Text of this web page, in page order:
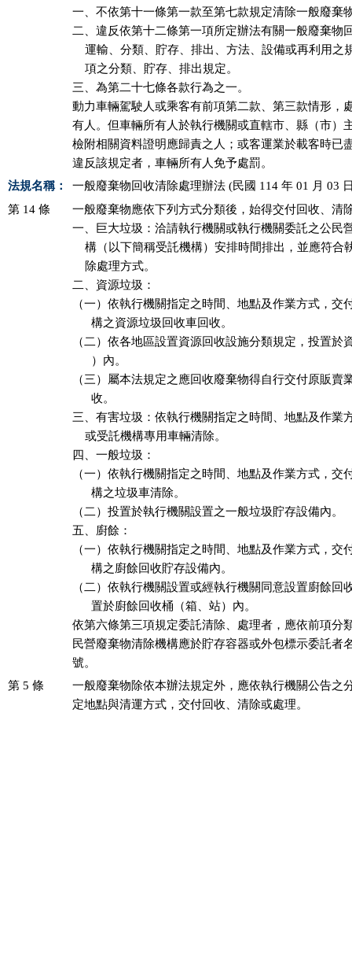
一、不依第十一條第一款至第七款規定清除一般廢棄
二、違反依第十二條第一項所定辦法有關一般廢棄物
運輸、分類、貯存、排出、方法、設備或再利用之
    項之分類、貯存、排出規定。
三、為第二十七條各款行為之一。
動力車輛駕駛人或乘客有前項第二款、第三款情形，
有人。但車輛所有人於執行機關或直轄市、縣（市）
檢附相關資料證明應歸責之人；或客運業於載客時已
違反該規定者，車輛所有人免予處罰。
法規名稱：
一般廢棄物回收清除處理辦法 (民國 114 年 01 月 03
第 14 條
一般廢棄物應依下列方式分類後，始得交付回收、清
一、巨大垃圾：洽請執行機關或執行機關委託之公民
構（以下簡稱受託機構）安排時間排出，並應符合
    除處理方式。
二、資源垃圾：
（一）依執行機關指定之時間、地點及作業方式，交
      構之資源垃圾回收車回收。
（二）依各地區設置資源回收設施分類規定，投置於
      ）內。
（三）屬本法規定之應回收廢棄物得自行交付原販賣
      收。
三、有害垃圾：依執行機關指定之時間、地點及作業
    或受託機構專用車輛清除。
四、一般垃圾：
（一）依執行機關指定之時間、地點及作業方式，交
      構之垃圾車清除。
（二）投置於執行機關設置之一般垃圾貯存設備內。
五、廚餘：
（一）依執行機關指定之時間、地點及作業方式，交
      構之廚餘回收貯存設備內。
（二）依執行機關設置或經執行機關同意設置廚餘回
      置於廚餘回收桶（箱、站）內。
依第六條第三項規定委託清除、處理者，應依前項分
民營廢棄物清除機構應於貯存容器或外包標示委託者
號。
第 5 條
一般廢棄物除依本辦法規定外，應依執行機關公告之
定地點與清運方式，交付回收、清除或處理。